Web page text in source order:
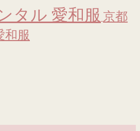
タル 愛和服 京都
和服